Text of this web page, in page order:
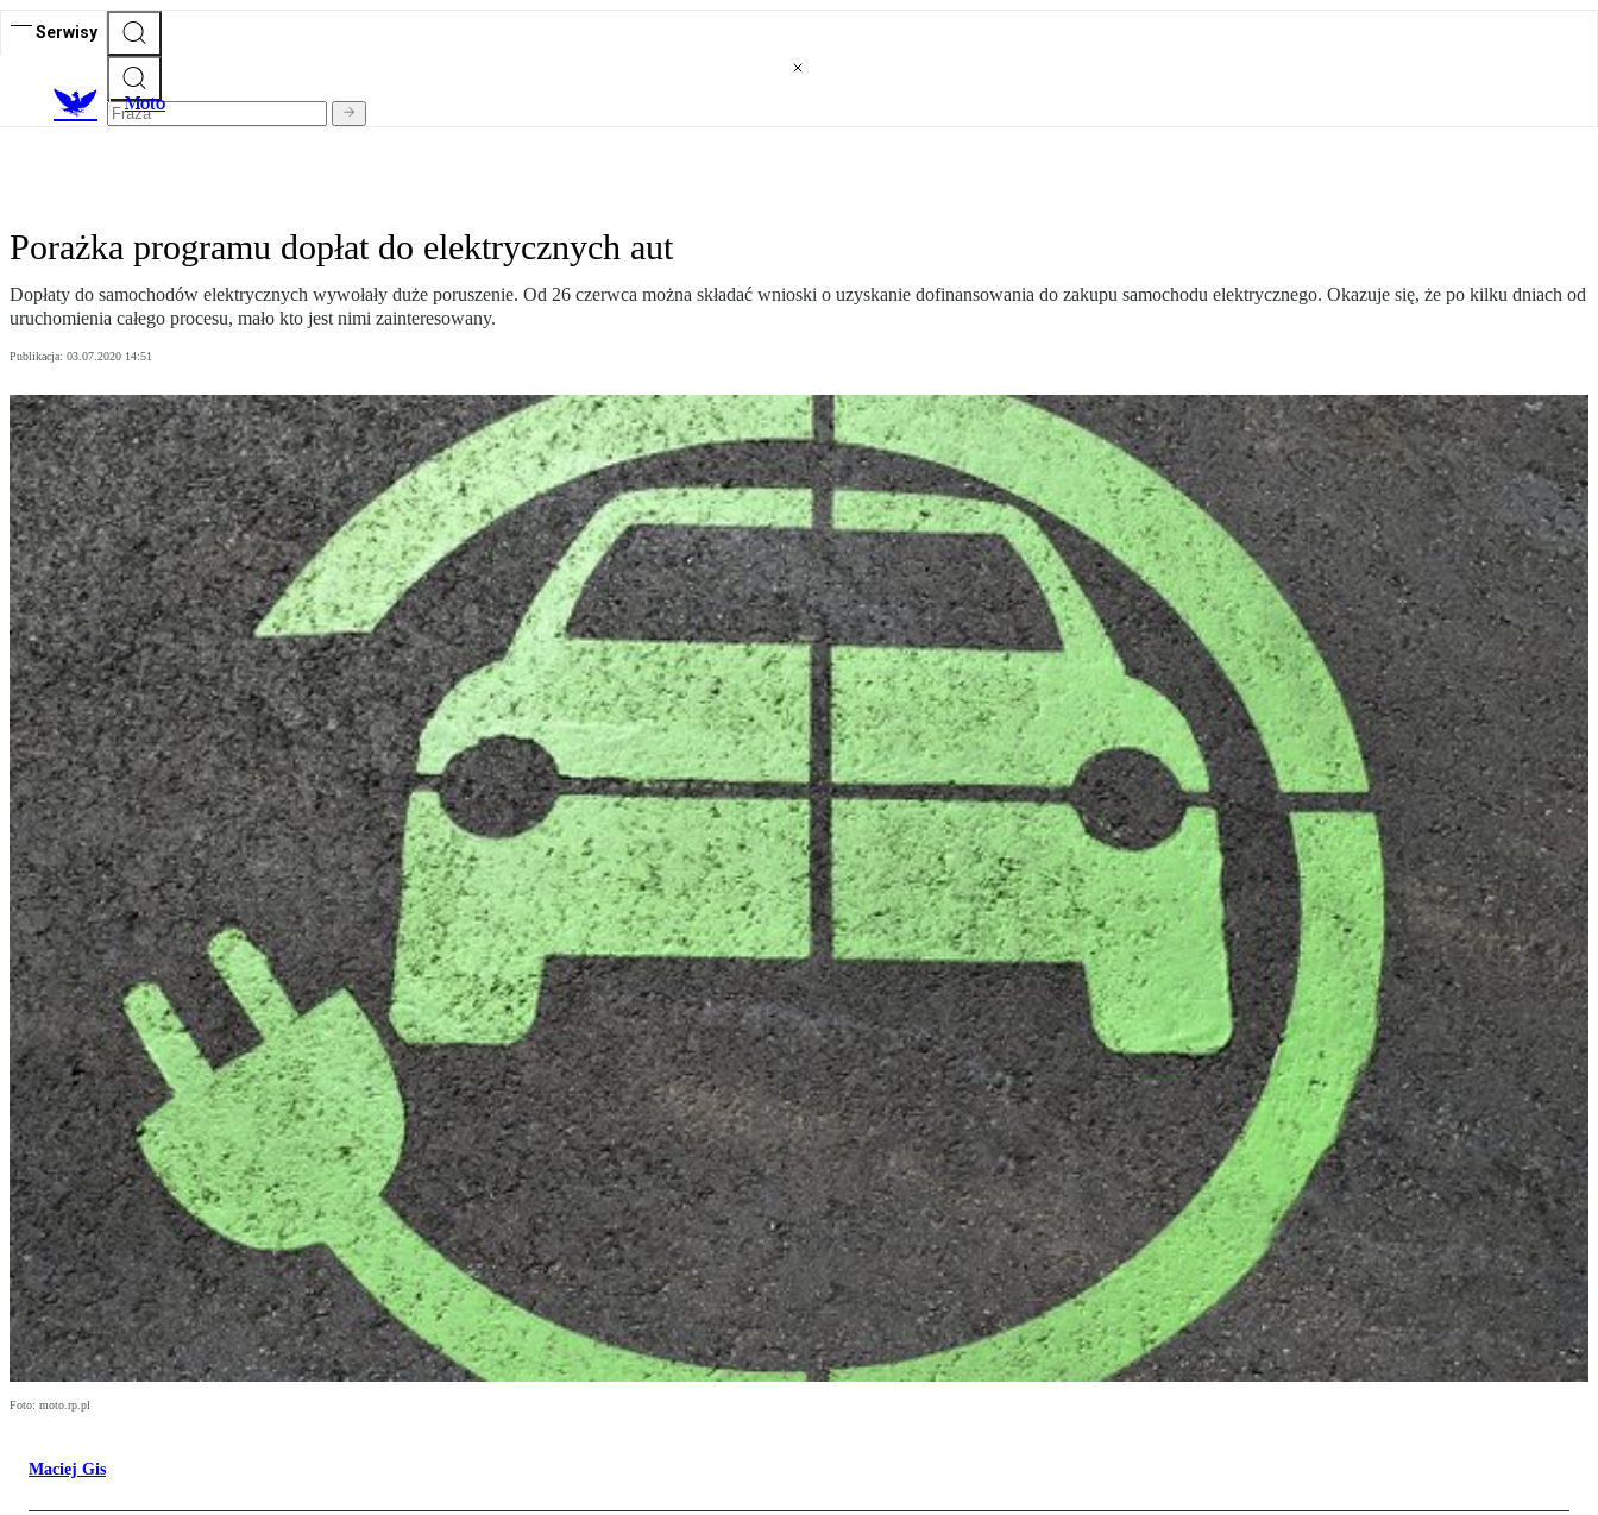
Serwisy
Moto
Porażka programu dopłat do elektrycznych aut
Dopłaty do samochodów elektrycznych wywołały duże poruszenie. Od 26 czerwca można składać wnioski o uzyskanie dofinansowania do zakupu samochodu elektrycznego. Okazuje się, że po kilku dniach od
uruchomienia całego procesu, mało kto jest nimi zainteresowany.
Publikacja: 03.07.2020 14:51
Foto: moto.rp.pl
Maciej Gis